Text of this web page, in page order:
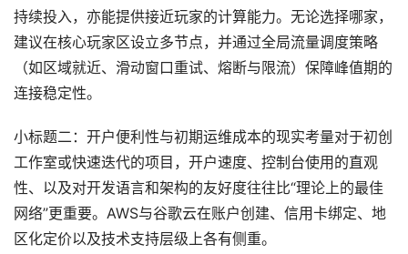
持续投入，亦能提供接近玩家的计算能力。无论选择哪家，
建议在核心玩家区设立多节点，并通过全局流量调度策略
（如区域就近、滑动窗口重试、熔断与限流）保障峰值期的
连接稳定性。
小标题二：开户便利性与初期运维成本的现实考量对于初创
工作室或快速迭代的项目，开户速度、控制台使用的直观
性、以及对开发语言和架构的友好度往往比“理论上的最佳
网络”更重要。AWS与谷歌云在账户创建、信用卡绑定、地
区化定价以及技术支持层级上各有侧重。